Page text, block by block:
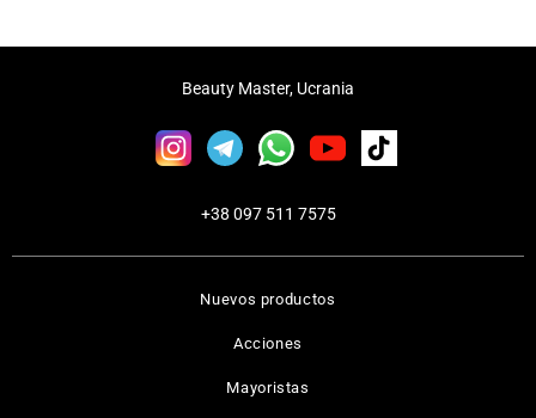
Nuevos productos
Acciones
Mayoristas
Beauty Master, Ucrania
+38 097 511 7575